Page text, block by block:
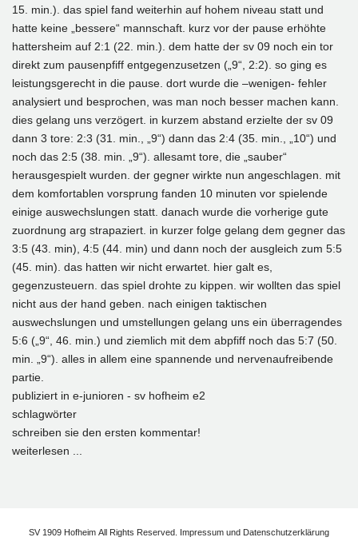
15. min.). das spiel fand weiterhin auf hohem niveau statt und
hatte keine „bessere“ mannschaft. kurz vor der pause erhöhte
hattersheim auf 2:1 (22. min.). dem hatte der sv 09 noch ein tor
direkt zum pausenpfiff entgegenzusetzen („9“, 2:2). so ging es
leistungsgerecht in die pause. dort wurde die –wenigen- fehler
analysiert und besprochen, was man noch besser machen kann.
dies gelang uns verzögert. in kurzem abstand erzielte der sv 09
dann 3 tore: 2:3 (31. min., „9“) dann das 2:4 (35. min., „10“) und
noch das 2:5 (38. min. „9“). allesamt tore, die „sauber“
herausgespielt wurden. der gegner wirkte nun angeschlagen. mit
dem komfortablen vorsprung fanden 10 minuten vor spielende
einige auswechslungen statt. danach wurde die vorherige gute
zuordnung arg strapaziert. in kurzer folge gelang dem gegner das
3:5 (43. min), 4:5 (44. min) und dann noch der ausgleich zum 5:5
(45. min). das hatten wir nicht erwartet. hier galt es,
gegenzusteuern. das spiel drohte zu kippen. wir wollten das spiel
nicht aus der hand geben. nach einigen taktischen
auswechslungen und umstellungen gelang uns ein überragendes
5:6 („9“, 46. min.) und ziemlich mit dem abpfiff noch das 5:7 (50.
min. „9“). alles in allem eine spannende und nervenaufreibende
partie.
publiziert in e-junioren - sv hofheim e2
schlagwörter
schreiben sie den ersten kommentar!
weiterlesen ...
SV 1909 Hofheim All Rights Reserved. Impressum und Datenschutzerklärung